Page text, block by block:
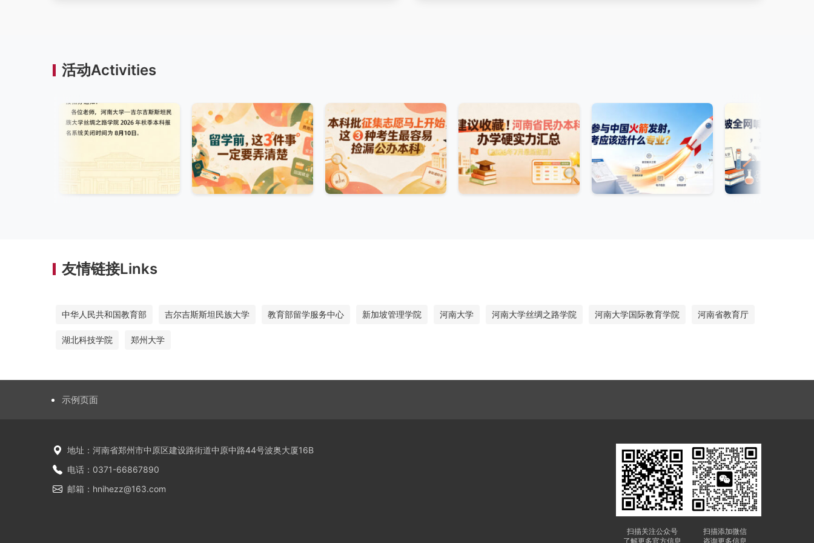
活动Activities
友情链接Links
中华人民共和国教育部 吉尔吉斯斯坦民族大学 教育部留学服务中心 新加坡管理学院 河南大学 河南大学丝绸之路学院 河南大学国际教育学院 河南省教育厅
湖北科技学院 郑州大学
示例页面
地址：河南省郑州市中原区建设路街道中原中路44号波奥大厦16B
电话：0371-66867890
邮箱：hnihezz@163.com
扫描关注公众号
了解更多官方信息
扫描添加微信
咨询更多信息